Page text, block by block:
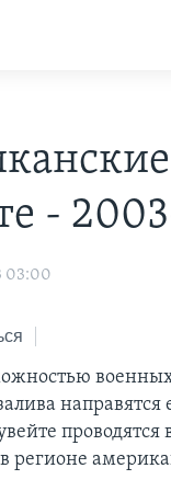
-
03:00
регионе